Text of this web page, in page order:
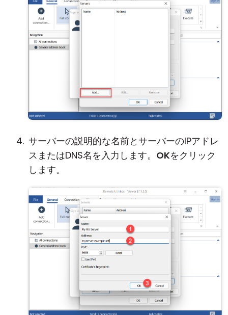
サーバーの説明的な名前とサーバーのIPアドレ
スまたはDNS名を入力します。 OKをクリック
します。